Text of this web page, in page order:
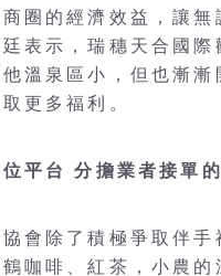
圈的經濟效益，讓
表示，瑞穗天合國
溫泉區小，但也漸
更多福利。
平台 分擔業者接單
會除了積極爭取伴
咖啡、紅茶，小農